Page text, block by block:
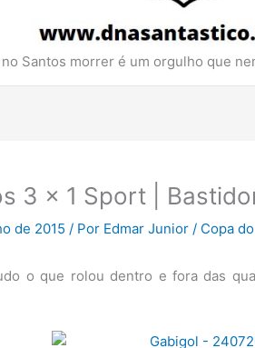
Santos morrer é um orgulho que
3 x 1 Sport |
de 2015 / Por Edmar Junior / Copa
o que rolou dentro e fora das